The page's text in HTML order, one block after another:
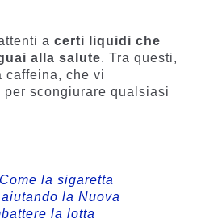
i
a certi liquidi che
alla salute. Tra questi,
che vi
scongiurare qualsiasi
Come la sigaretta
la Nuova
la lotta